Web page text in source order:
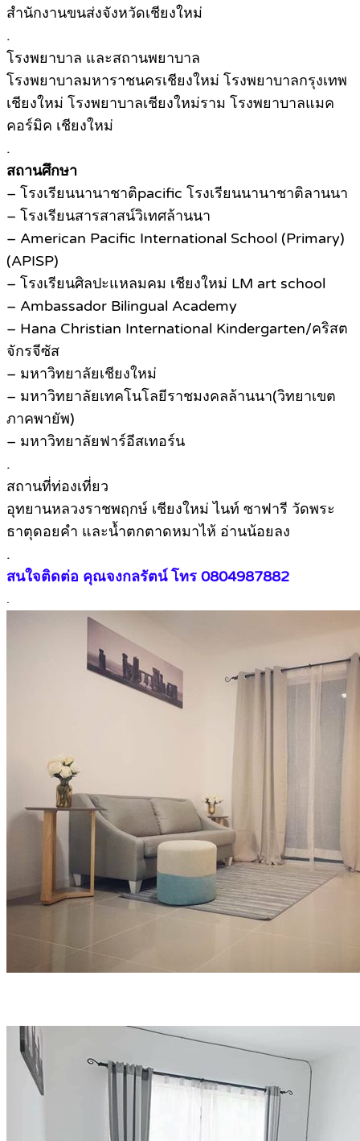
สำนักงานขนส่งจังหวัดเชียงใหม่
.
โรงพยาบาล และสถานพยาบาล
โรงพยาบาลมหาราชนครเชียงใหม่ โรงพยาบาลกรุงเทพ
เชียงใหม่ โรงพยาบาลเชียงใหม่ราม โรงพยาบาลแมค
คอร์มิค เชียงใหม่
.
สถานศึกษา
– โรงเรียนนานาชาติpacific โรงเรียนนานาชาติลานนา
– โรงเรียนสารสาสน์วิเทศล้านนา
– American Pacific International School (Primary)
(APISP)
– โรงเรียนศิลปะแหลมคม เชียงใหม่ LM art school
– Ambassador Bilingual Academy
– Hana Christian International Kindergarten/คริสต
จักรจีซัส
– มหาวิทยาลัยเชียงใหม่
– มหาวิทยาลัยเทคโนโลยีราชมงคลล้านนา(วิทยาเขต
ภาคพายัพ)
– มหาวิทยาลัยฟาร์อีสเทอร์น
.
สถานที่ท่องเที่ยว
อุทยานหลวงราชพฤกษ์ เชียงใหม่ ไนท์ ซาฟารี วัดพระ
ธาตุดอยคำ และน้ำตกตาดหมาไห้ อ่านน้อยลง
.
สนใจติดต่อ คุณจงกลรัตน์โทร 0804987882
.